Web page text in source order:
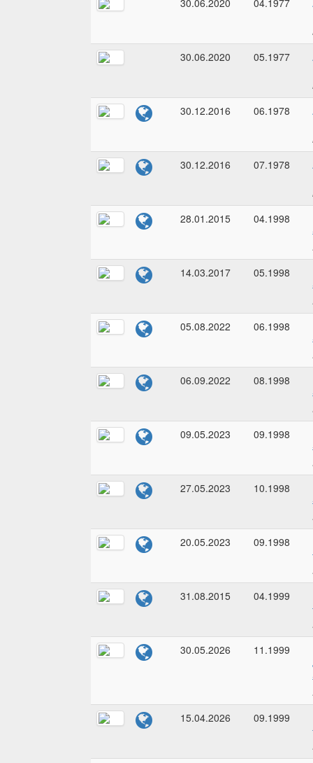
30.06.2020 04.1977
30.06.2020
05.1977
30.12.2016
06.1978
30.12.2016
07.1978
28.01.2015
04.1998
14.03.2017
05.1998
05.08.2022
06.1998
06.09.2022
08.1998
09.05.2023
09.1998
27.05.2023
10.1998
20.05.2023
09.1998
31.08.2015
04.1999
30.05.2026
11.1999
15.04.2026
09.1999